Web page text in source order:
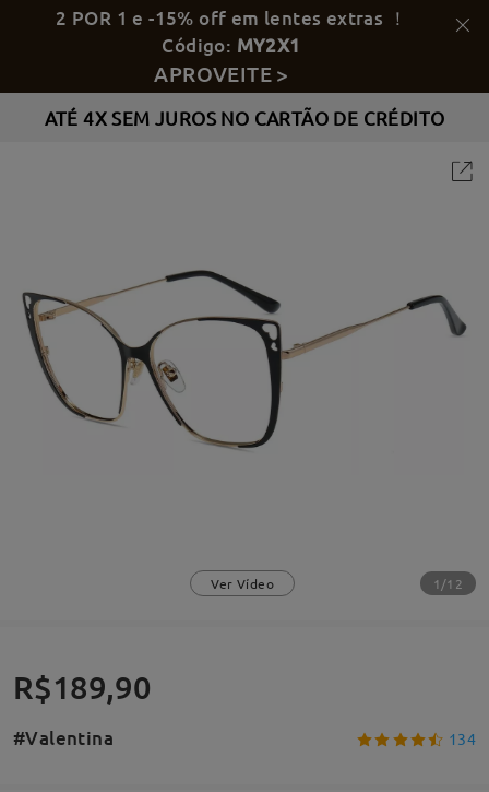
2 POR 1 e -15% off em lentes extras ！
Código: MY2X1
APROVEITE >
ATÉ 4X SEM JUROS NO CARTÃO DE CRÉDITO
Ver Vídeo 1/12
R$189,90
#Valentina 134